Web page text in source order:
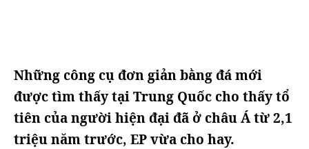
Những công cụ đơn giản bằng đá mới
được tìm thấy tại Trung Quốc cho thấy tổ
tiên của người hiện đại đã ở châu Á từ 2,1
triệu năm trước, EP vừa cho hay.